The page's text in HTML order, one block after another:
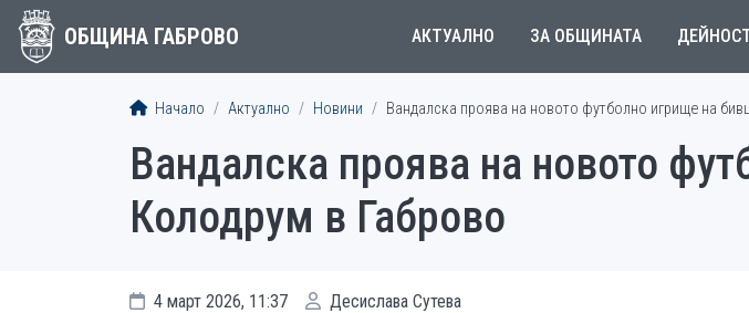
ОБЩИНА ГАБРОВО АКТУАЛНО ЗА ОБЩИНАТА
Начало Актуално Новини Вандалска проява на новото футболно игрище на
Вандалска проява на новото
Колодрум в Габрово
4 март 2026, 11:37 Десислава Сутева